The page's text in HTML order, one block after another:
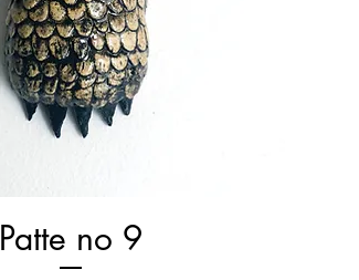
Patte no 9